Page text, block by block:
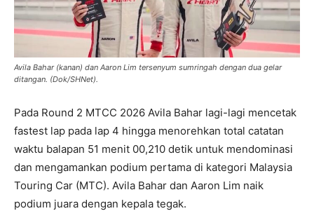
Avila Bahar (kanan) dan Aaron Lim tersenyum sumringah dengan dua gelar
ditangan. (Dok/SHNet).
Pada Round 2 MTCC 2026 Avila Bahar lagi-lagi mencetak
fastest lap pada lap 4 hingga menorehkan total catatan
waktu balapan 51 menit 00,210 detik untuk mendominasi
dan mengamankan podium pertama di kategori Malaysia
Touring Car (MTC). Avila Bahar dan Aaron Lim naik
podium juara dengan kepala tegak.